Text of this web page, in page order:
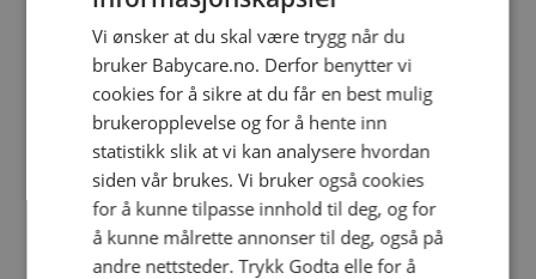
Ullbody, Helledussen, Grape Shake
kr 229,00kr 137,40
Helledussen Ullbody, Sage
kr 279,00kr 167,40
Vi ønsker at du skal være trygg når du
bruker Babycare.no. Derfor benytter vi
cookies for å sikre at du får en best mulig
brukeropplevelse og for å hente inn
statistikk slik at vi kan analysere hvordan
siden vår brukes. Vi bruker også cookies
for å kunne tilpasse innhold til deg, og for
å kunne målrette annonser til deg, også på
andre nettsteder. Trykk Godta elle for å